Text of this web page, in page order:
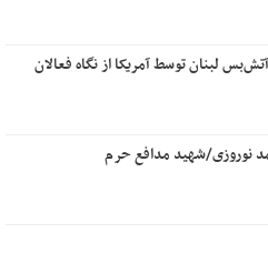
لبنان توسط آمریکا از نگاه فعالان
نوروزی/شهید مدافع حرم